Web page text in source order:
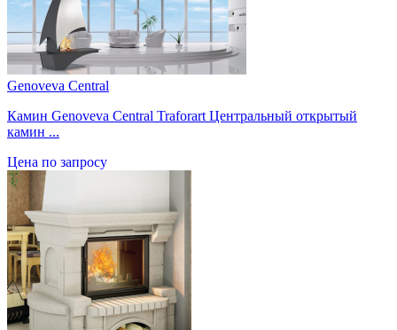
Genoveva Central
Камин Genoveva Central Traforart Центральный открытый
камин ...
Цена по запросу